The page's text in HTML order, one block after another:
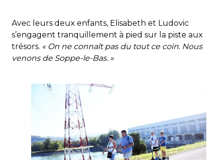
Avec leurs deux enfants, Elisabeth et Ludovic
s’engagent tranquillement à pied sur la piste aux
trésors. « On ne connaît pas du tout ce coin. Nous
venons de Soppe-le-Bas. »